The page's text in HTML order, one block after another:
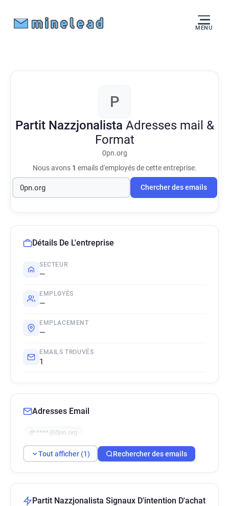
MENU
P
Partit Nazzjonalista Adresses mail &
Format
0pn.org
Nous avons 1 emails d'employés de cette entreprise.
Chercher des emails
Détails De L'entreprise
SECTEUR
—
EMPLOYÉS
—
EMPLACEMENT
—
EMAILS TROUVÉS
1
Adresses Email
d*****@0pn.org
Tout afficher (1) Rechercher des emails
Partit Nazzjonalista Signaux D'intention D'achat